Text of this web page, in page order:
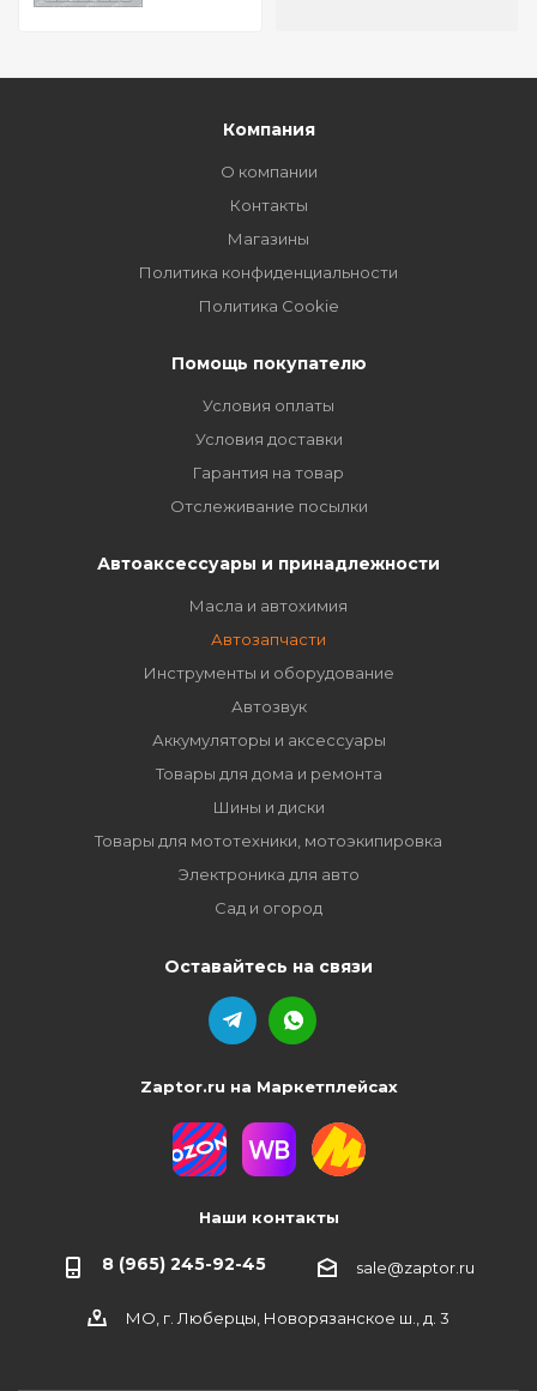
Компания
О компании
Контакты
Магазины
Политика конфиденциальности
Политика Cookie
Помощь покупателю
Условия оплаты
Условия доставки
Гарантия на товар
Отслеживание посылки
Автоаксессуары и принадлежности
Масла и автохимия
Автозапчасти
Инструменты и оборудование
Автозвук
Аккумуляторы и аксессуары
Товары для дома и ремонта
Шины и диски
Товары для мототехники, мотоэкипировка
Электроника для авто
Сад и огород
Оставайтесь на связи
Zaptor.ru на Маркетплейсах
Наши контакты
8 (965) 245-92-45 sale@zaptor.ru
МО, г. Люберцы, Новорязанское ш., д. 3